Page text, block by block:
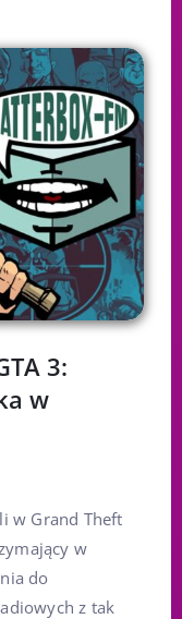
3:
w
w Grand Theft
w
do
z tak